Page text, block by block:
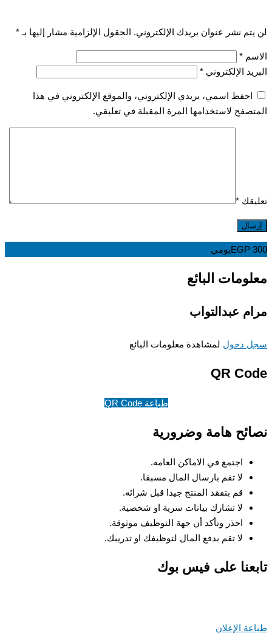
نشر عنوان بريدك الإلكتروني. الحقول الإلزامية مشار إليها بـ*
*
الإلكتروني *
احفظ اسمي، بريدي الإلكتروني، والموقع الإلكتروني في هذا
لاستخدامها المرة المقبلة في تعليقي.
*
EGP يومي
البائع
عبدالتواب
دخوللمشاهدة معلومات البائع
QR
طباعة QR Code
هامة وضرورية
اجتمع في الاماكن العامه.
لا تقم بارسال المال مسبقا.
قم بتفقد المنتج جيدا قبل شرائه.
لا تشارك بيانات سرية او شخصية.
احذر وتأكد أن جهة التوظيف موثوقة.
لا تقم بدفع المال لتوظيفك او تدريبك.
على فيس بوك
الإعلان